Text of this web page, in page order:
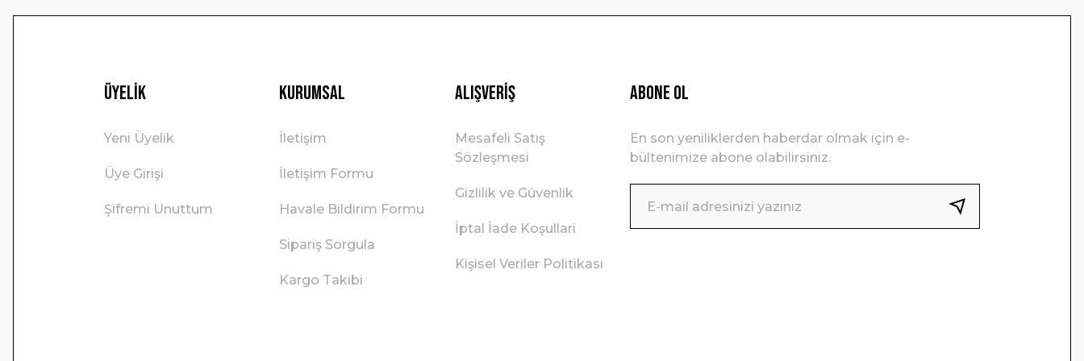
Üyelik
Yeni Üyelik
Üye Girişi
Şifremi Unuttum
Kurumsal
İletişim
İletişim Formu
Havale Bildirim Formu
Sipariş Sorgula
Kargo Takibi
Alışveriş
Mesafeli Satış
Sözleşmesi
Gizlilik ve Güvenlik
İptal İade Koşullari
Kişisel Veriler Politikası
ABONE OL
En son yeniliklerden haberdar olmak için e-
bültenimize abone olabilirsiniz.